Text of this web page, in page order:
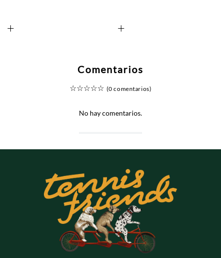
Comentarios
☆☆☆☆☆ (0 comentarios)
No hay comentarios.